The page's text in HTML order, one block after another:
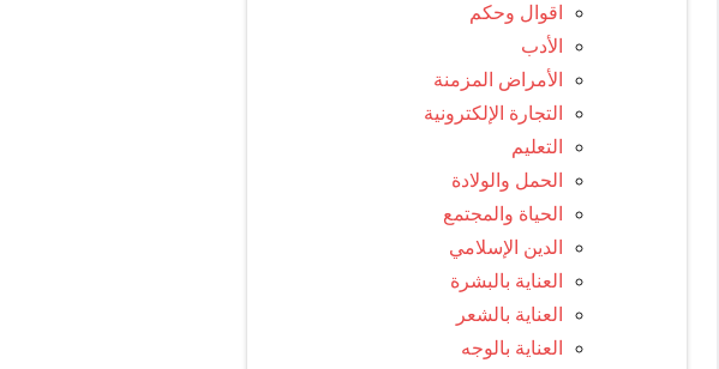
اقوال وحكم
الأدب
الأمراض المزمنة
التجارة الإلكترونية
التعليم
الحمل والولادة
الحياة والمجتمع
الدين الإسلامي
العناية بالبشرة
العناية بالشعر
العناية بالوجه